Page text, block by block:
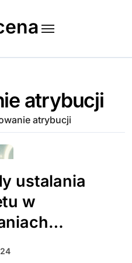
atrybucji
atrybucji
ustalania
w
za